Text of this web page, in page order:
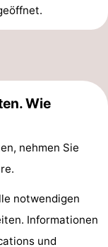
Wie
nehmen Sie
notwendigen
Informationen
und